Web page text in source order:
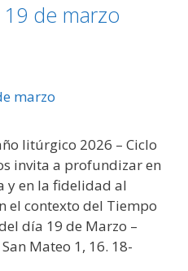
19 de marzo
litúrgico 2026 – Ciclo
invita a profundizar en
y en la fidelidad al
el contexto del Tiempo
día 19 de Marzo –
Mateo 1, 16. 18-